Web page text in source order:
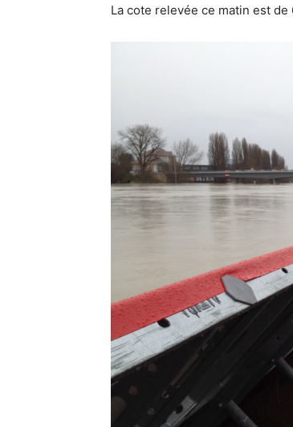
La cote relevée ce matin est de